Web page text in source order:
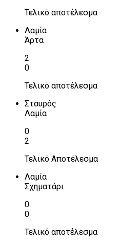
Τελικό αποτέλεσμα
Λαμία
Άρτα
2
0
Τελικό αποτέλεσμα
Σταυρός
Λαμία
0
2
Τελικό Αποτέλεσμα
Λαμία
Σχηματάρι
0
0
Τελικό αποτέλεσμα